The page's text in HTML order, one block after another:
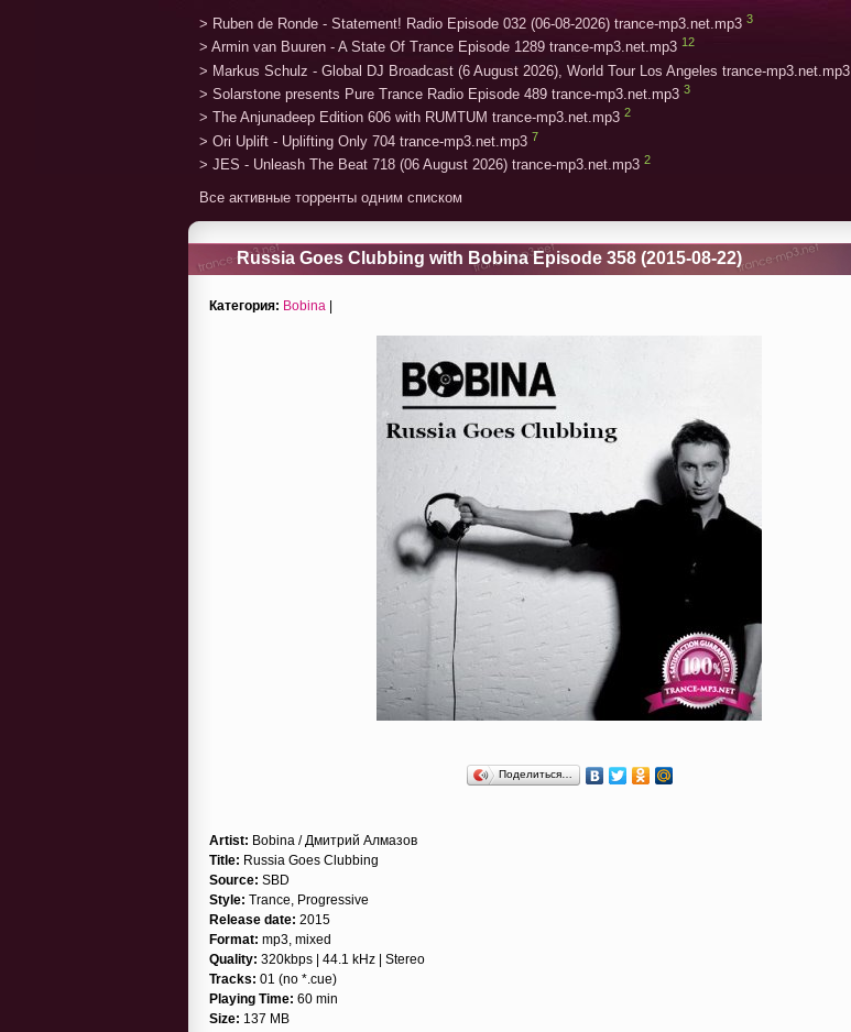
> Ruben de Ronde - Statement! Radio Episode 032 (06-08-2026) trance-mp3.net.mp3 3
> Armin van Buuren - A State Of Trance Episode 1289 trance-mp3.net.mp3 12
> Markus Schulz - Global DJ Broadcast (6 August 2026), World Tour Los Angeles trance-mp3.net.mp3
> Solarstone presents Pure Trance Radio Episode 489 trance-mp3.net.mp3 3
> The Anjunadeep Edition 606 with RUMTUM trance-mp3.net.mp3 2
> Ori Uplift - Uplifting Only 704 trance-mp3.net.mp3 7
> JES - Unleash The Beat 718 (06 August 2026) trance-mp3.net.mp3 2
Все активные торренты одним списком
Russia Goes Clubbing with Bobina Episode 358 (2015-08-22)
Категория: Bobina |
Поделиться…
Artist: Bobina / Дмитрий Алмазов
Title: Russia Goes Clubbing
Source: SBD
Style: Trance, Progressive
Release date: 2015
Format: mp3, mixed
Quality: 320kbps | 44.1 kHz | Stereo
Tracks: 01 (no *.cue)
Playing Time: 60 min
Size: 137 MB